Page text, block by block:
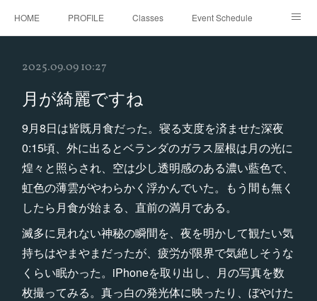
HOME PROFILE Classes Event Schedule
2025.09.09 10:27
月が綺麗ですね
9月8日は皆既月食だった。寝る支度を済ませた深夜
0:15頃、外に出るとベランダのガラス屋根は月の光に
煌々と照らされ、空は少し透明感のある濃い藍色で、
虹色の薄雲がやわらかく浮かんでいた。もう間も無く
したら月食が始まる、直前の満月である。
滅多に見れない神秘の瞬間を、夜を明かして観たい気
持ちはやまやまだったが、疲労が限界で気絶しそうな
くらい眠かった。iPhoneを取り出し、月の写真を数
枚撮ってみる。真っ白の発光体に映ったり、ぼやけた